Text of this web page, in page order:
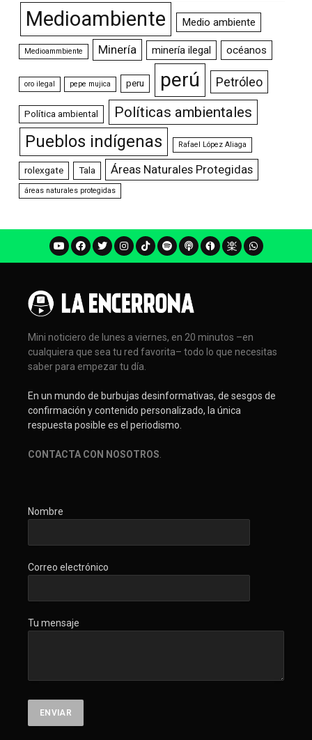
Medioambiente Medio ambiente
Medioammbiente Minería minería ilegal océanos
oro ilegal pepe mujica peru perú Petróleo
Política ambiental Políticas ambientales
Pueblos indígenas Rafael López Aliaga
rolexgate Tala Áreas Naturales Protegidas
áreas naturales protegidas
Mini noticiero de lunes a viernes, en 20 minutos –en
cualquiera que sea tu red favorita– todo lo que necesitas
saber para empezar tu día.
En un mundo de burbujas desinformativas, de sesgos de
confirmación y contenido personalizado, la única
respuesta posible es el periodismo.
CONTACTA CON NOSOTROS
Nombre
Correo electrónico
Tu mensaje